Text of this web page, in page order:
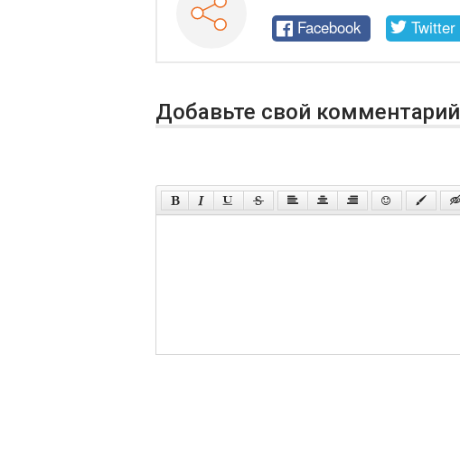
Facebook Twitter
Добавьте свой комментарий